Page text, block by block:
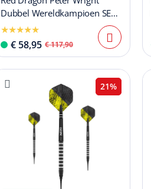
Dubbel Wereldkampioen SE
Gold Plus Softdarts - 20g
€ 58,95 € 117,90
21%